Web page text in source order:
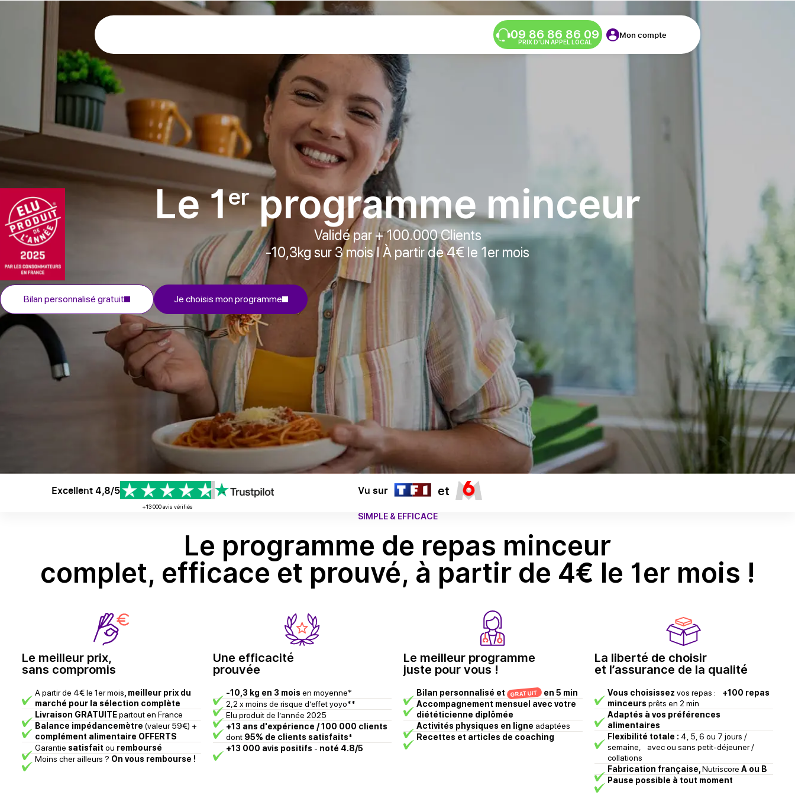
09 86 86 86 09
PRIX D'UN APPEL LOCAL
Mon compte
Le 1erprogramme minceur
Validé par + 100.000 Clients
-10,3kg sur 3 mois I À partir de 4€ le 1er mois
Bilan personnalisé gratuit Je choisis mon programme
Excellent 4,8/5
+13 000 avis vérifiés
Vu sur et
SIMPLE & EFFICACE
Le programme de repas minceur
complet, efficace et prouvé, à partir de 4€ le 1er mois !
Le meilleur prix,
sans compromis
A partir de 4€ le 1er mois , meilleur prix du
marché pour la sélection complète
Livraison GRATUITEpartout en France
Balance impédancemètre (valeur 59€) +
complément alimentaire OFFERTS
Garantie satisfait ou remboursé
Moins cher ailleurs ? On vous rembourse !
Une efficacité
prouvée
-10,3 kg en 3 mois en moyenne*
2,2 x moins de risque d’effet yoyo**
Elu produit de l’année 2025
+13 ans d'expérience / 100 000 clients
dont 95% de clients satisfaits*
+13 000 avis positifs - noté 4.8/5
Le meilleur programme
juste pour vous !
Bilan personnalisé et GRATUIT
en 5 min
Accompagnement mensuel avec votre
diététicienne diplômée
Activités physiques en ligne adaptées
Recettes et articles de coaching
La liberté de choisir
et l’assurance de la qualité
Vous choisissez vos repas : +100 repas
minceurs prêts en 2 min
Adaptés à vos préférences
alimentaires
Flexibilité totale : 4, 5, 6 ou 7 jours /
semaine, avec ou sans petit-déjeuner /
collations
Fabrication française, Nutriscore A ou B
Pause possible à tout moment